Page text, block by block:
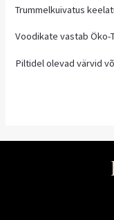
Trummelkuivatus
Voodikate vastab Öko-
Piltidel olevad värvid